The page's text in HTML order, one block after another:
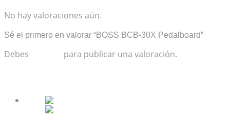
No hay valoraciones aún.
Sé el primero en valorar “BOSS BCB-30X Pedalboard”
Debes para publicar una valoración.